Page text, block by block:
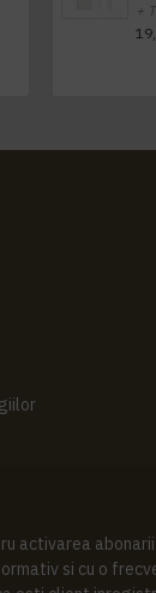
+
activarea
si cu o